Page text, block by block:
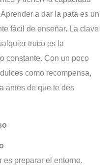
a dar la pata es un
fácil de enseñar. La clave
truco es la
constante. Con un poco
como recompensa,
antes de que te des
es preparar el entorno.